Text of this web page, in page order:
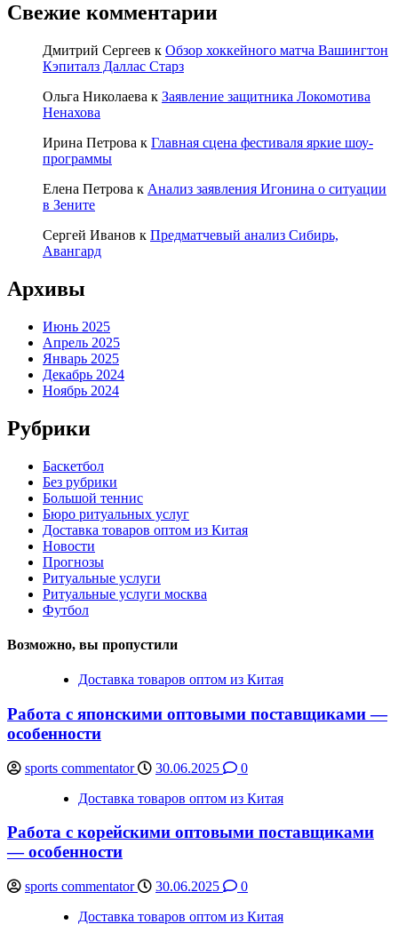
Свежие комментарии
Дмитрий Сергеев к Обзор хоккейного матча Вашингтон
Кэпиталз Даллас Старз
Ольга Николаева к Заявление защитника Локомотива
Ненахова
Ирина Петрова к Главная сцена фестиваля яркие шоу-
программы
Елена Петрова к Анализ заявления Игонина о ситуации
в Зените
Сергей Иванов к Предматчевый анализ Сибирь,
Авангард
Архивы
Июнь 2025
Апрель 2025
Январь 2025
Декабрь 2024
Ноябрь 2024
Рубрики
Баскетбол
Без рубрики
Большой теннис
Бюро ритуальных услуг
Доставка товаров оптом из Китая
Новости
Прогнозы
Ритуальные услуги
Ритуальные услуги москва
Футбол
Возможно, вы пропустили
Доставка товаров оптом из Китая
Работа с японскими оптовыми поставщиками —
особенности
sports commentator 30.06.2025
0
Доставка товаров оптом из Китая
Работа с корейскими оптовыми поставщиками
— особенности
sports commentator 30.06.2025
0
Доставка товаров оптом из Китая